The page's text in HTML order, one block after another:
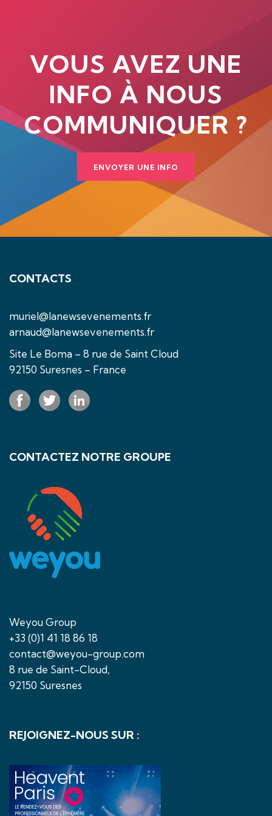
VOUS AVEZ UNE
INFO À NOUS
COMMUNIQUER ?
ENVOYER UNE INFO
CONTACTS
muriel@lanewsevenements.fr
arnaud@lanewsevenements.fr
Site Le Boma – 8 rue de Saint Cloud
92150 Suresnes – France
CONTACTEZ NOTRE GROUPE
Weyou Group
+33 (0)1 41 18 86 18
contact@weyou-group.com
8 rue de Saint-Cloud,
92150 Suresnes
REJOIGNEZ-NOUS SUR :